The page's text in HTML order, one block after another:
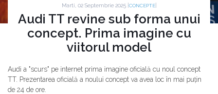
Marti, 02 Septembrie 2025 | CONCEPTE|
Audi TT revine sub forma unui
concept. Prima imagine cu
viitorul model
Audi a "scurs" pe internet prima imagine oficială cu noul concept
TT. Prezentarea oficială a noului concept va avea loc în mai puțin
de 24 de ore.